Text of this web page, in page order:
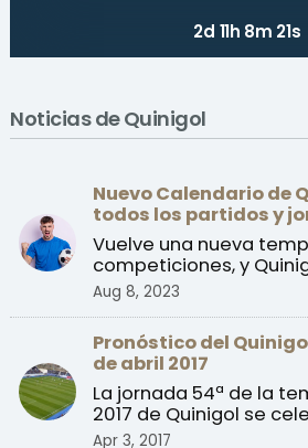
2d 11h 8m 21s
Noticias de Quinigol
Nuevo Calendario de
todos los partidos y
temporada 2023/24
Vuelve una nueva
competiciones, y
nuevo calendario con la
Aug 8, 2023
Pronóstico del
de abril 2017
La jornada 54ª de la
2017 de Quinigol se
miércoles con partidos
Apr 3, 2017